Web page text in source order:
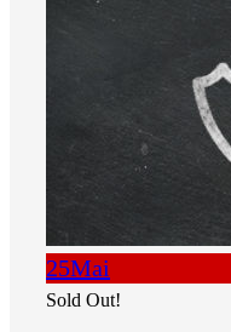
25Mai
Sold Out!